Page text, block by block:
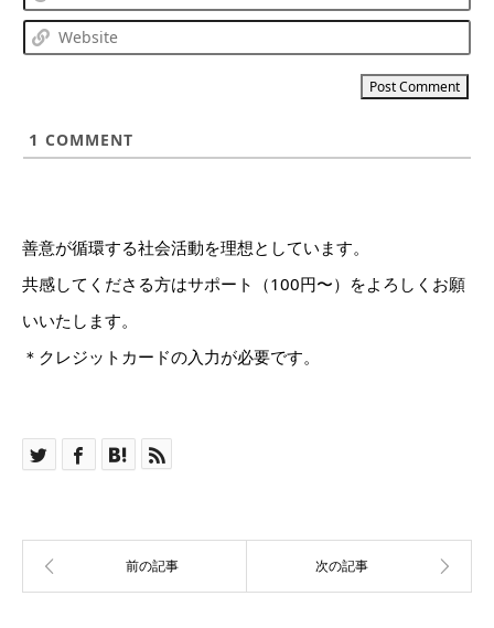
1 COMMENT
善意が循環する社会活動を理想としています。
共感してくださる方はサポート（100円〜）をよろしくお願
いいたします。
＊クレジットカードの入力が必要です。